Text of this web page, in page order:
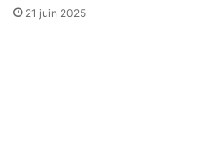
21 juin 2025